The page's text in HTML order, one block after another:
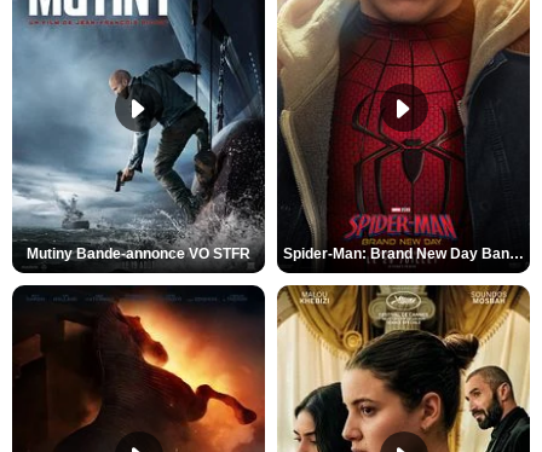
Mutiny Bande-annonce VO STFR Spider-Man: Brand New Day Bande-annonce VO STFR